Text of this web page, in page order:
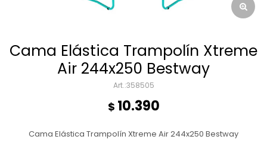
Cama Elástica Trampolín Xtreme
Air 244x250 Bestway
358505
$ 10.390
Cama Elástica Trampolín Xtreme Air 244x250 Bestway